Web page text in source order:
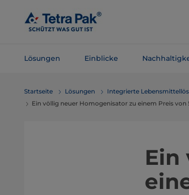
Hauptinhalt
springen
Lösungen Einblicke
Navigation
springen
Startseite Lösungen Integrierte
Ein völlig neuer Homogenisator zu einem Preis von
​Ein